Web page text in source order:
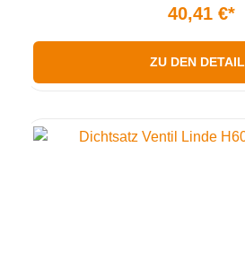
40,41 €*
ZU DEN